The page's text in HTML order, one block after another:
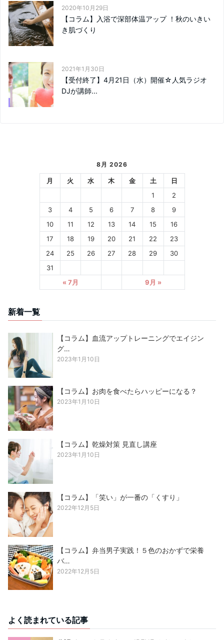
2020年10月29日
【コラム】入浴で深部体温アップ ！秋のいきい
き肌づくり
2021年1月30日
【受付終了】4月21日（水）開催☆人気ラジオ
DJが講師...
8月 2026
月 火 水 木 金 土
日
1
2
3
4 5 6 7 8
9
10
11 12 13 14 15
16
17
18 19 20 21 22
23
24
25 26 27 28 29
30
31
« 7月
9月 »
新着一覧
【コラム】血流アップトレーニングでエイジン
グ…
2023年1月10日
【コラム】お肉を食べたらハッピーになる？
2023年1月10日
【コラム】乾燥対策 見直し講座
2023年1月10日
【コラム】「笑い」が一番の「くすり」
2022年12月5日
【コラム】弁当男子実践！５色のおかずで栄養
バ…
2022年12月5日
よく読まれている記事